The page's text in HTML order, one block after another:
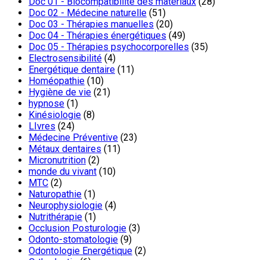
Doc 02 - Médecine naturelle (51)
Doc 03 - Thérapies manuelles (20)
Doc 04 - Thérapies énergétiques (49)
Doc 05 - Thérapies psychocorporelles (35)
Electrosensibilité (4)
Energétique dentaire (11)
Homéopathie (10)
Hygiène de vie (21)
hypnose (1)
Kinésiologie (8)
LIvres (24)
Médecine Préventive (23)
Métaux dentaires (11)
Micronutrition (2)
monde du vivant (10)
MTC (2)
Naturopathie (1)
Neurophysiologie (4)
Nutrithérapie (1)
Occlusion Posturologie (3)
Odonto-stomatologie (9)
Odontologie Energétique (2)